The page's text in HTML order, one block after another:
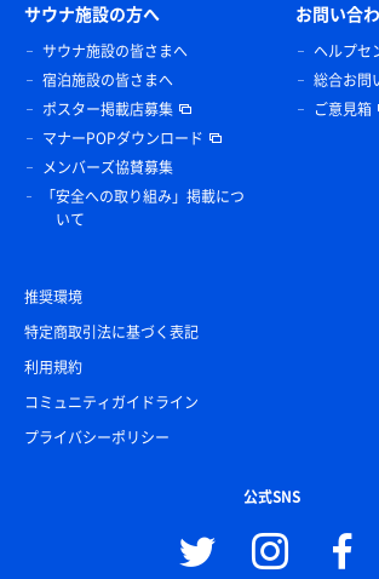
サウナ施設の方へ
サウナ施設の皆さまへ
宿泊施設の皆さまへ
ポスター掲載店募集
マナーPOPダウンロード
メンバーズ協賛募集
「安全への取り組み」掲載につ
いて
お問い合
ヘルプセ
総合お問
ご意見箱
推奨環境
特定商取引法に基づく表記
利用規約
コミュニティガイドライン
プライバシーポリシー
公式SNS